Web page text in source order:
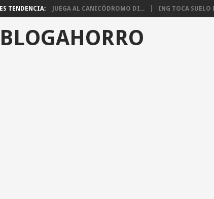
ES TENDENCIA: JUEGA AL CANICÓDROMO DI... ING TOCA SUELO
BLOGAHORRO